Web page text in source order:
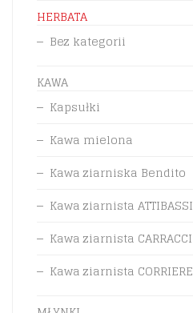
HERBATA
Bez kategorii
KAWA
Kapsułki
Kawa mielona
Kawa ziarniska Bendito
Kawa ziarnista ATTIBASSI
Kawa ziarnista CARRACCI
Kawa ziarnista CORRIERE